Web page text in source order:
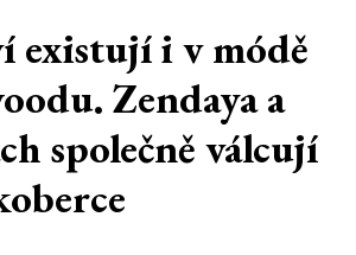
existují i v módě
Zendaya a
společně válcují